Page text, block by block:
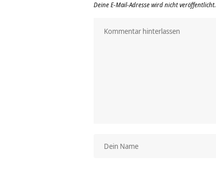
Deine E-Mail-Adresse wird nicht veröffentlicht.